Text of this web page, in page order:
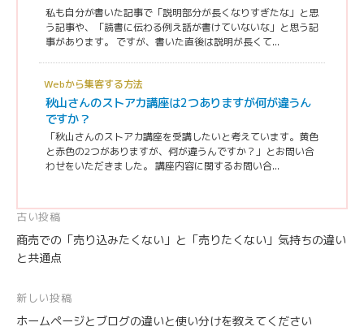
私も自分が書いた記事で「説明部分が長くなりすぎたな」と思
う記事や、「読書に伝わる例え話が書けていないな」と思う記
事があります。 ですが、書いた直後は説明が長くて...
Webから集客する方法
秋山さんのストアカ講座は2つありますが何が違うん
ですか？
「秋山さんのストアカ講座を受講したいと考えています。黄色
と赤色の2つがありますが、何が違うんですか？」とお問い合
わせをいただきました。 講座内容に関するお問い合...
投
稿
ナ
ビ
ゲ
古い投稿
商売での「売り込みたくない」と「売りたくない」気持ちの違い
と共通点
新しい投稿
ホームページとブログの違いと使い分けを教えてください